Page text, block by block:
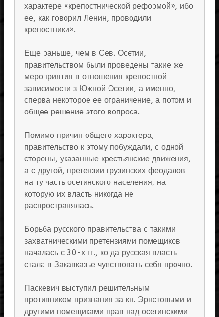
характере «крепостнической реформой», ибо
ее, как говорил Ленин, проводили
крепостники».
Еще раньше, чем в Сев. Осетии,
правительством были проведены такие же
мероприятия в отношения крепостной
зависимости з Южной Осетии, а именно,
сперва некоторое ее ограничение, а потом и
общее решение этого вопроса.
Помимо причин общего характера,
правительство к этому побуждали, с одной
стороны, указанные крестьянские движения,
а с другой, претензии грузинских феодалов
на ту часть осетинского населения, на
которую их власть никогда не
распространялась.
Борьба русского правительства с такими
захватническими претензиями помещиков
началась с 30-х гг., когда русская власть
стала в Закавказье чувствовать себя прочно.
Паскевич выступил решительным
противником признания за кн. Эрнстовыми и
другими помещиками прав над осетинскими